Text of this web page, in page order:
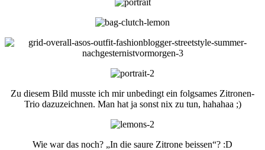
Zu diesem Bild musste ich mir unbedingt ein folgsames Zitronen-
Trio dazuzeichnen. Man hat ja sonst nix zu tun, hahahaa ;)
Wie war das noch? „In die saure Zitrone beissen“? :D